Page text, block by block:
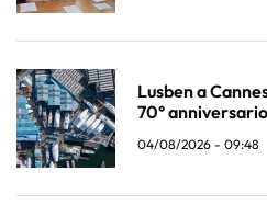
Lusben a
70° anniversario
04/08/2026 - 09:48